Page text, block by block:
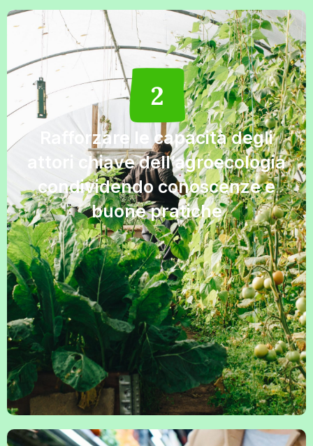
Rafforzare le capacità degli
attori chiave dell’agroecologia
condividendo conoscenze e
buone pratiche